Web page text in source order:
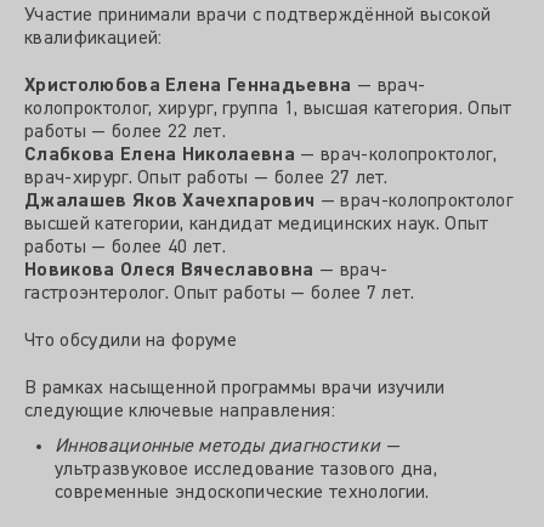
Участие принимали врачи с подтверждённой высокой
квалификацией:
Христолюбова Елена Геннадьевна — врач-
колопроктолог, хирург, группа 1, высшая категория. Опыт
работы — более 22 лет.
Слабкова Елена Николаевна — врач-колопроктолог,
врач-хирург. Опыт работы — более 27 лет.
Джалашев Яков Хачехпарович — врач-колопроктолог
высшей категории, кандидат медицинских наук. Опыт
работы — более 40 лет.
Новикова Олеся Вячеславовна — врач-
гастроэнтеролог. Опыт работы — более 7 лет.
Что обсудили на форуме
В рамках насыщенной программы врачи изучили
следующие ключевые направления:
Инновационные методы диагностики—
ультразвуковое исследование тазового дна,
современные эндоскопические технологии.